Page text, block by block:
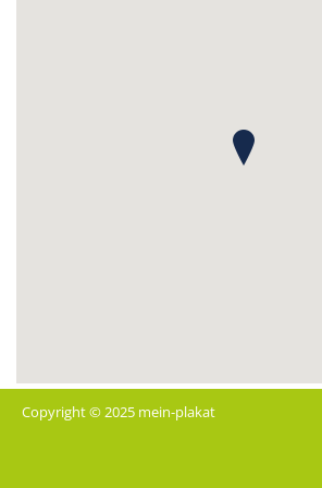
Copyright © 2025 mein-plakat